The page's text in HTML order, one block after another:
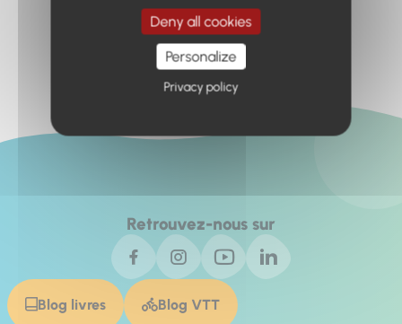
Retour à l'accueil
Retrouvez-nous sur
Blog livres Blog VTT
Deny all cookies
Personalize
Privacy policy